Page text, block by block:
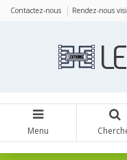
Contactez-nous Rendez-nous
Menu
Panneau de gestion des cookies